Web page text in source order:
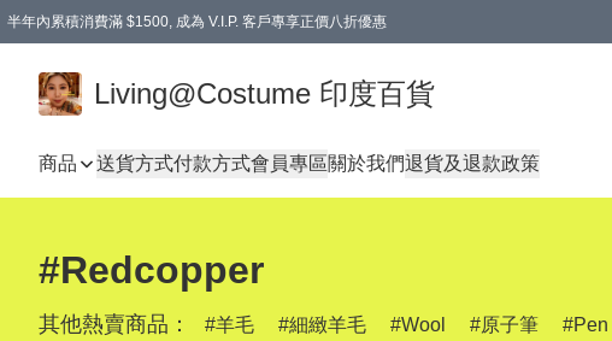
半年內累積消費滿 $1500, 成為 V.I.P. 客戶專享正價八折優惠
Living@Costume 印度百貨
商品 送貨方式付款方式會員專區關於我們退貨及退款政策
#Redcopper
其他熱賣商品： 羊毛 細緻羊毛 Wool 原子筆 Pen